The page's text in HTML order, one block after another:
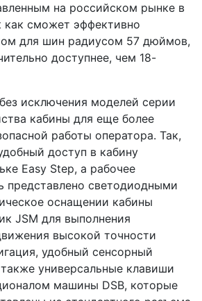
на российском рынке в
как сможет эффективно
для шин радиусом 57 дюймов,
доступнее, чем 18-
исключения моделей серии
кабины для еще более
работы оператора. Так,
доступ в кабину
Easy Step, а рабочее
представлено светодиодными
оснащении кабины
JSM для выполнения
высокой точности
удобный сенсорный
универсальные клавиши
машины DSB, которые